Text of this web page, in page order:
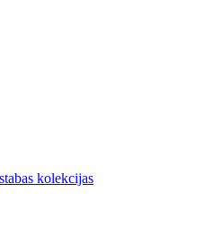
kolekcijas